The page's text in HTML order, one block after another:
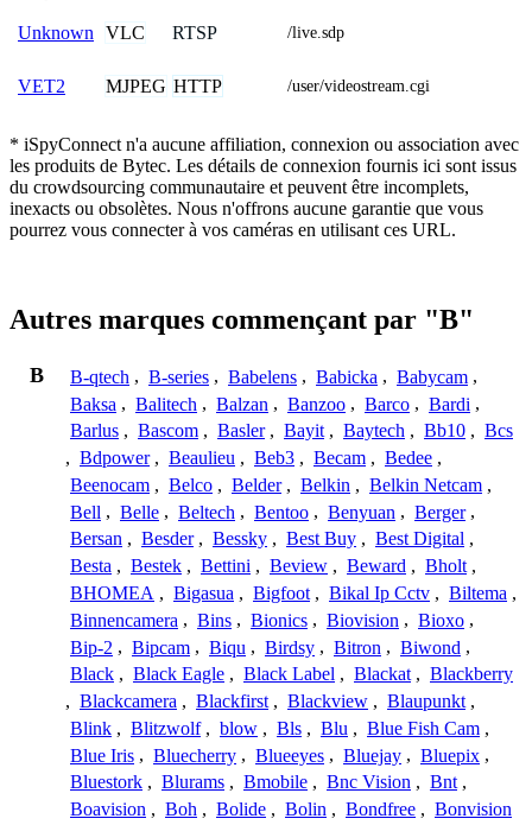
Unknown VLC RTSP /live.sdp
VET2 MJPEG HTTP /user/videostream.cgi
* iSpyConnect n'a aucune affiliation, connexion ou association avec
les produits de Bytec. Les détails de connexion fournis ici sont issus
du crowdsourcing communautaire et peuvent être incomplets,
inexacts ou obsolètes. Nous n'offrons aucune garantie que vous
pourrez vous connecter à vos caméras en utilisant ces URL.
Autres marques commençant par "B"
B B-qtech , B-series , Babelens , Babicka , Babycam ,
Baksa , Balitech , Balzan , Banzoo , Barco , Bardi ,
Barlus , Bascom , Basler , Bayit , Baytech , Bb10 , Bcs
, Bdpower , Beaulieu , Beb3 , Becam , Bedee ,
Beenocam , Belco , Belder , Belkin , Belkin Netcam ,
Bell , Belle , Beltech , Bentoo , Benyuan , Berger ,
Bersan , Besder , Bessky , Best Buy , Best Digital ,
Besta , Bestek , Bettini , Beview , Beward , Bholt ,
BHOMEA , Bigasua , Bigfoot , Bikal Ip Cctv , Biltema ,
Binnencamera , Bins , Bionics , Biovision , Bioxo ,
Bip-2 , Bipcam , Biqu , Birdsy , Bitron , Biwond ,
Black , Black Eagle , Black Label , Blackat , Blackberry
, Blackcamera , Blackfirst , Blackview , Blaupunkt ,
Blink , Blitzwolf , blow , Bls , Blu , Blue Fish Cam ,
Blue Iris , Bluecherry , Blueeyes , Bluejay , Bluepix ,
Bluestork , Blurams , Bmobile , Bnc Vision , Bnt ,
Boavision , Boh , Bolide , Bolin , Bondfree , Bonvision